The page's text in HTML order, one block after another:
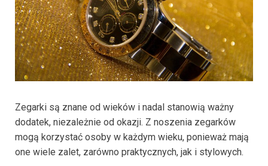
Zegarki są znane od wieków i nadal stanowią ważny
dodatek, niezależnie od okazji. Z noszenia zegarków
mogą korzystać osoby w każdym wieku, ponieważ mają
one wiele zalet, zarówno praktycznych, jak i stylowych.